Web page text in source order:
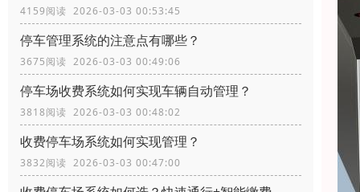
4159阅读 2026-03-03 00:53:45
停车管理系统的注意点有哪些？
3675阅读 2026-03-03 00:49:06
停车场收费系统如何实现车辆自动管理？
3818阅读 2026-03-03 00:48:02
收费停车场系统如何实现管理？
3832阅读 2026-03-03 00:47:00